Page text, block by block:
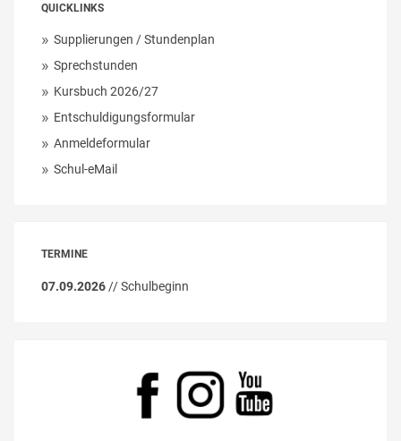
QUICKLINKS
Supplierungen / Stundenplan
Sprechstunden
Kursbuch 2026/27
Entschuldigungsformular
Anmeldeformular
Schul-eMail
TERMINE
07.09.2026 // Schulbeginn